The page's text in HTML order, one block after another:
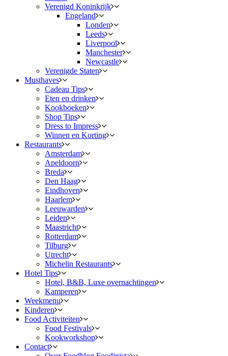
Verenigd Koninkrijk
Engeland
Londen
Leeds
Liverpool
Manchester
Newcastle
Verenigde Staten
Musthaves
Cadeau Tips
Eten en drinken
Kookboeken
Shop Tips
Dress to Impress
Winnen en Korting
Restaurants
Amsterdam
Apeldoorn
Breda
Den Haag
Eindhoven
Haarlem
Leeuwarden
Leiden
Maastricht
Rotterdam
Tilburg
Utrecht
Michelin Restaurants
Hotel Tips
Hotel, B&B, Luxe overnachtingen
Kamperen
Weekmenu
Kinderen
Food Activiteiten
Food Festivals
Kookworkshop
Contact